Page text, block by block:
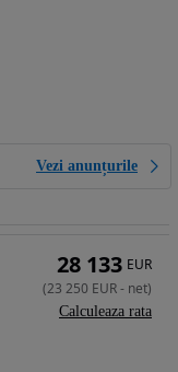
Vezi anunțurile
28 133 EUR
(23 250 EUR- net)
Calculeaza rata